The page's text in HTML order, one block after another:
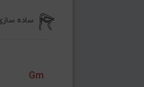
ساده
Gm